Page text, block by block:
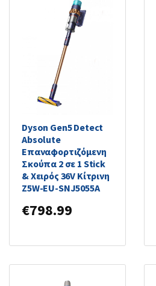
Dyson Gen5 Detect
Absolute
Επαναφορτιζόμενη
Σκούπα 2 σε 1 Stick
& Χειρός 36V Κίτρινη
Z5W-EU-SNJ5055A
€798.99